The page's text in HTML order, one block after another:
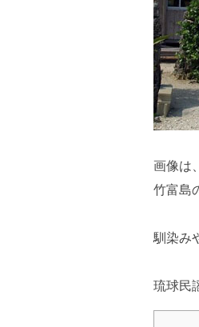
画像は
竹富島
馴染み
琉球民